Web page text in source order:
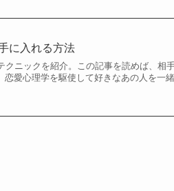
に入れる方法
ニックを紹介。この記事を読めば、相
愛心理学を駆使して好きなあの人を一緒